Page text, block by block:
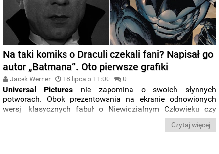
Na taki komiks o Draculi czekali fani? Napisał go
autor „Batmana”. Oto pierwsze grafiki
Jacek Werner 18 lipca o 11:00 0
Universal Pictures nie zapomina o swoich słynnych
potworach. Obok prezentowania na ekranie odnowionych
wersji klasycznych fabuł o Niewidzialnym Człowieku czy
Mumii, wytwórnia połączyła siły z firmą Skybound
Entertainment. Wspólnym projektem będzieantologia
Czytaj więcej